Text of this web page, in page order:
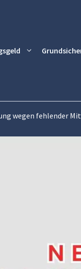
wegen fehlender